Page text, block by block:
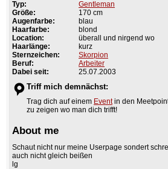
Typ:
Gentleman
Größe:
170 cm
Augenfarbe:
blau
Haarfarbe:
blond
Location:
überall und nirgend wo
Haarlänge:
kurz
Sternzeichen:
Skorpion
Beruf:
Arbeiter
Dabei seit:
25.07.2003
Triff mich demnächst:
Trag dich auf einem Eventin den
zu zeigen wo man dich trifft!
About me
Schaut nicht nur meine Userpage sondert
auch nicht gleich beißen
lg